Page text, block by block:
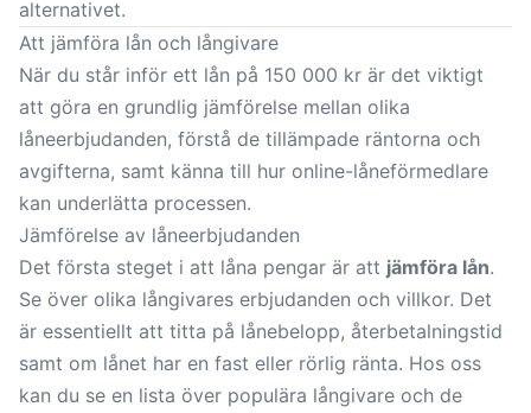
alternativet.
Att jämföra lån och långivare
När du står inför ett lån på 150 000 kr är det viktigt
att göra en grundlig jämförelse mellan olika
låneerbjudanden, förstå de tillämpade räntorna och
avgifterna, samt känna till hur online-låneförmedlare
kan underlätta processen.
Jämförelse av låneerbjudanden
Det första steget i att låna pengar är att jämföra lån.
Se över olika långivares erbjudanden och villkor. Det
är essentiellt att titta på lånebelopp, återbetalningstid
samt om lånet har en fast eller rörlig ränta. Hos oss
kan du se en lista över populära långivare och de